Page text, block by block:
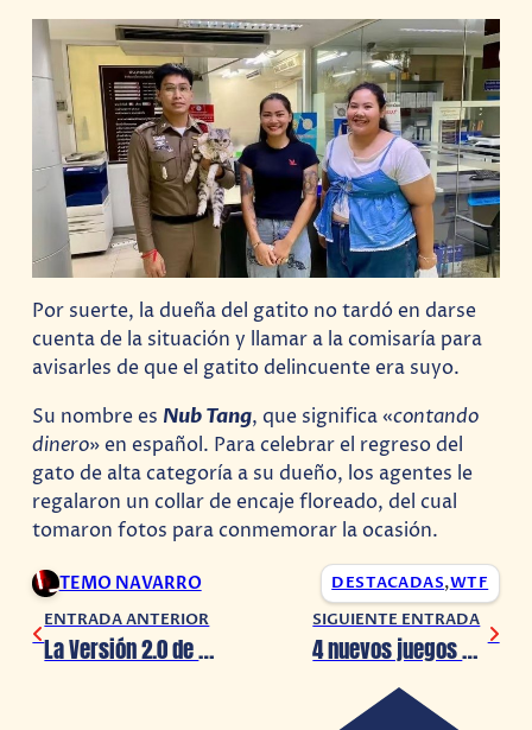
Por suerte, la dueña del gatito no tardó en darse
cuenta de la situación y llamar a la comisaría para
avisarles de que el gatito delincuente era suyo.
Su nombre es Nub Tang, que significa «contando
dinero» en español. Para celebrar el regreso del
gato de alta categoría a su dueño, los agentes le
regalaron un collar de encaje floreado, del cual
tomaron fotos para conmemorar la ocasión.
TEMO NAVARRO DESTACADAS,WTF
ENTRADA ANTERIOR
La Versión 2.0 de Zenless Zone Zero llegará el 6 de junio
SIGUIENTE ENTRADA
4 nuevos juegos de Game Boy llegan a Nintendo Switch Online